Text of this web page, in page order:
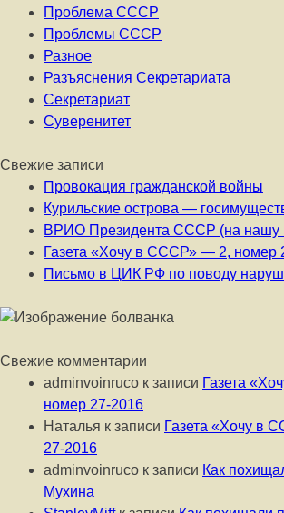
Проблема СССР
Проблемы СССР
Разное
Разъяснения Секретариата
Секретариат
Суверенитет
Свежие записи
Провокация гражданской войны
Курильские острова —
ВРИО Президента СССР (на нашу
Газета «Хочу в СССР» — 2, номер
Письмо в ЦИК РФ по поводу
Свежие комментарии
adminvoinruco к записи Газета
номер 27-2016
Наталья к записи Газета «Хочу в
27-2016
adminvoinruco к записи Как
Мухина